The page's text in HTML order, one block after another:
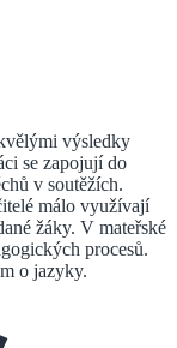
výsledky
se zapojují do
v soutěžích.
málo využívají
žáky. V mateřské
procesů.
o jazyky.